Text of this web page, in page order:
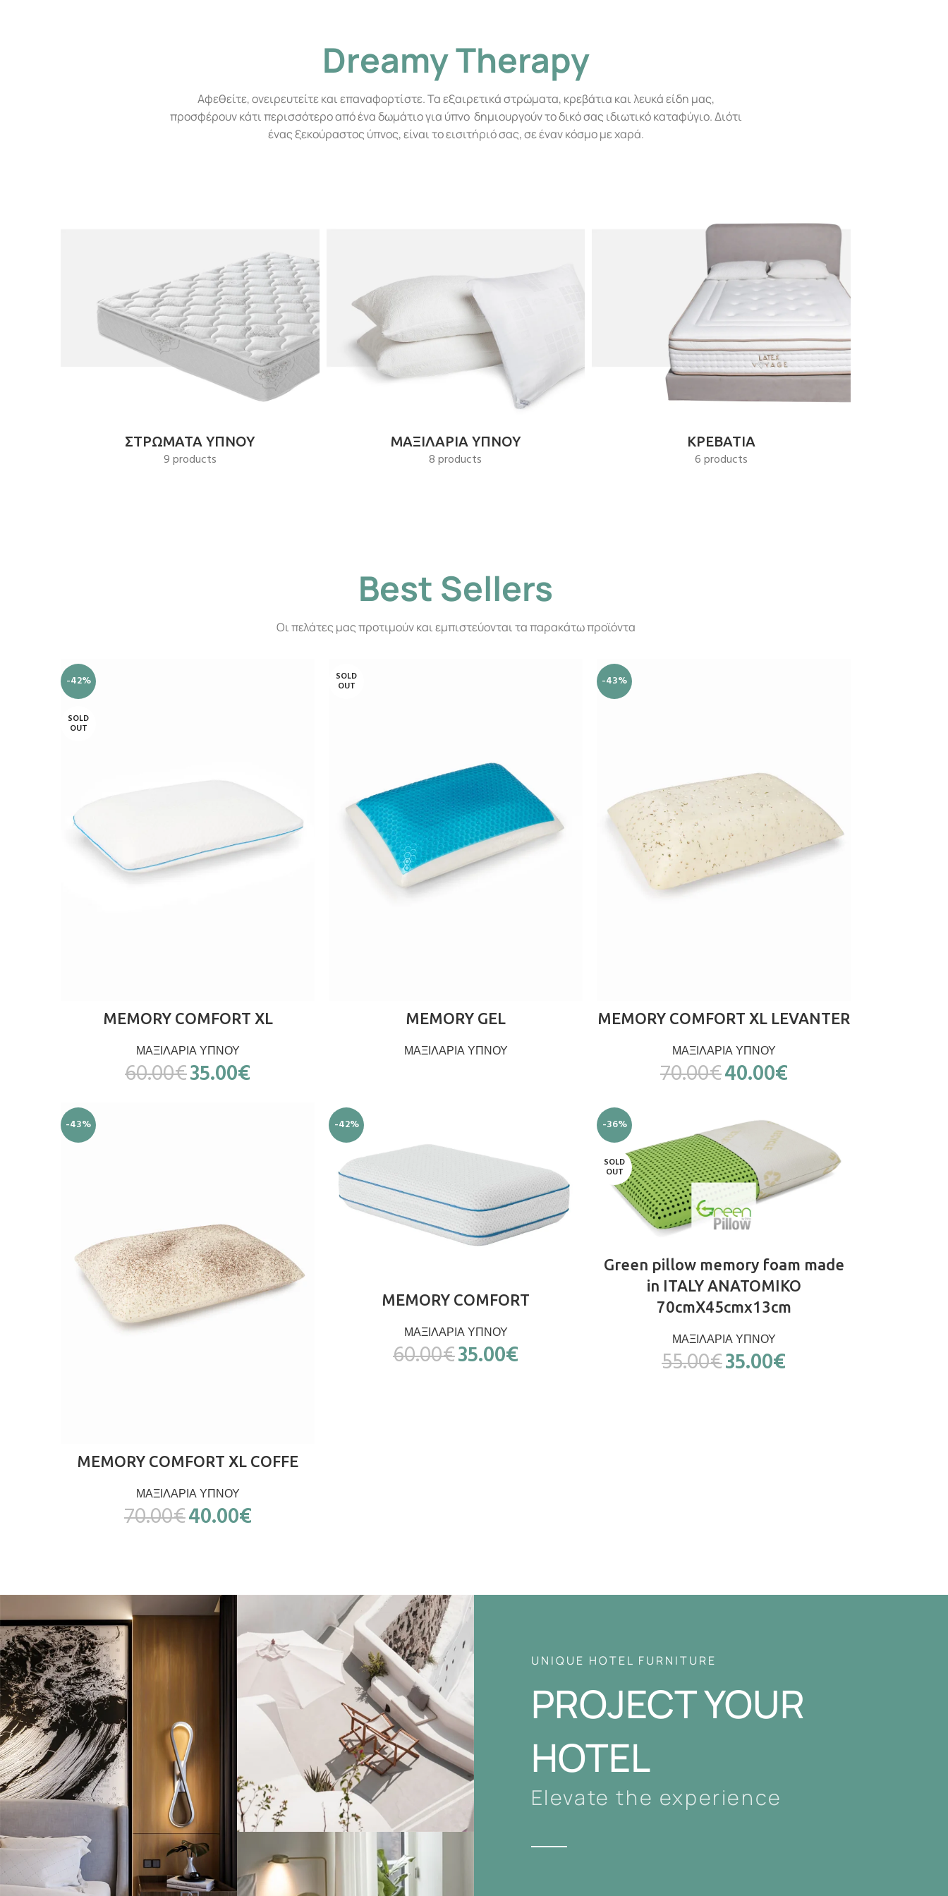
Dreamy Therapy
Αφεθείτε, ονειρευτείτε και επαναφορτίστε. Τα εξαιρετικά στρώματα, κρεβάτια και λευκά είδη μας,
προσφέρουν κάτι περισσότερο από ένα δωμάτιο για ύπνο δημιουργούν το δικό σας ιδιωτικό καταφύγιο. Διότι
ένας ξεκούραστος ύπνος, είναι το εισιτήριό σας, σε έναν κόσμο με χαρά.
ΣΤΡΩΜΑΤΑ ΥΠΝΟΥ
9 products
ΜΑΞΙΛΑΡΙΑ ΥΠΝΟΥ
8 products
ΚΡΕΒΑΤΙΑ
6 products
Best Sellers
Οι πελάτες μας προτιμούν και εμπιστεύονται τα παρακάτω προϊόντα
-42%
SOLD
OUT
MEMORY COMFORT XL
ΜΑΞΙΛΑΡΙΑ ΥΠΝΟΥ
60.00€35.00€
SOLD
OUT
MEMORY GEL
ΜΑΞΙΛΑΡΙΑ ΥΠΝΟΥ
-43%
MEMORY COMFORT XL LEVANTER
ΜΑΞΙΛΑΡΙΑ ΥΠΝΟΥ
70.00€40.00€
-43%
MEMORY COMFORT XL COFFE
ΜΑΞΙΛΑΡΙΑ ΥΠΝΟΥ
70.00€40.00€
-42%
MEMORY COMFORT
ΜΑΞΙΛΑΡΙΑ ΥΠΝΟΥ
60.00€35.00€
-36%
SOLD
OUT
ΔΙΑΒΆΣΤΕ ΠΕΡΙΣΣΌΤΕΡΑ
Green pillow memory foam made
in ITALY ΑΝΑΤΟΜΙΚΟ
70cmX45cmx13cm
ΜΑΞΙΛΑΡΙΑ ΥΠΝΟΥ
55.00€35.00€
UNIQUE HOTEL FURNITURE
PROJECT YOUR
HOTEL
Elevate the experience